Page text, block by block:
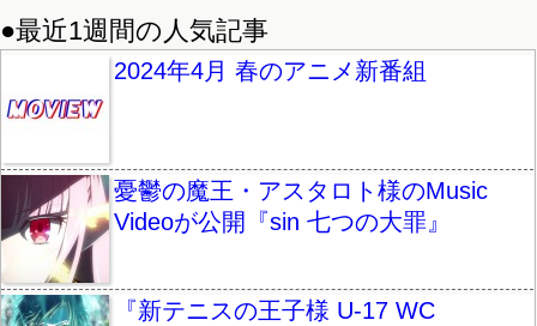
●最近1週間の人気記事
2024年4月 春のアニメ新番組
憂鬱の魔王・アスタロト様のMusic
Videoが公開『sin 七つの大罪』
『新テニスの王子様 U-17 WC